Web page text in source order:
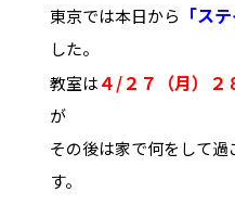
東京では本日から 「ス
した。
教室は４/２７（月）２
が
その後は家で何をして
す。